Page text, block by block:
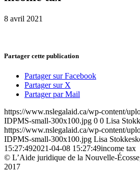
8 avril 2021
Partager cette publication
Partager sur Facebook
Partager sur X
Partager par Mail
https://www.nslegalaid.ca/wp-content/
IDPMS-small-300x100.jpg 0 0 Lisa
https://www.nslegalaid.ca/wp-content/
IDPMS-small-300x100.jpg Lisa
15:27:492021-04-08 15:27:49income tax
© L’Aide juridique de la Nouvelle-
2017